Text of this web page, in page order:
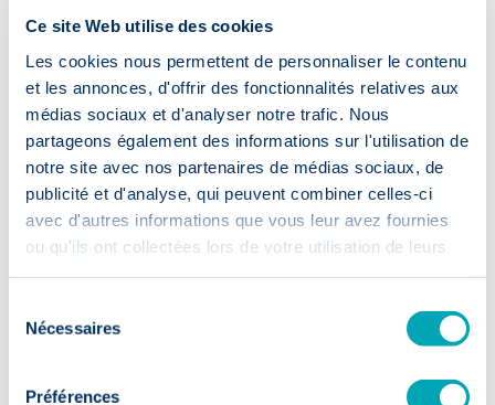
Ce site Web utilise des cookies
Les cookies nous permettent de personnaliser le contenu
et les annonces, d'offrir des fonctionnalités relatives aux
médias sociaux et d'analyser notre trafic. Nous
partageons également des informations sur l'utilisation de
notre site avec nos partenaires de médias sociaux, de
publicité et d'analyse, qui peuvent combiner celles-ci
avec d'autres informations que vous leur avez fournies
ou qu'ils ont collectées lors de votre utilisation de leurs
Nécessaires
Préférences
PaHRtners est une agence de recrutement basée en Belgique et
également active à l'international.
Nous recevons nos candidats pour leurs interviews dans nos
bureaux ou par vidéo-conférence.
Nous nous déplaçons avec plaisir pour rencontrer nos clients
dans leurs bureaux.